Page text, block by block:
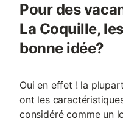
Pour des
La Coquille,
bonne idée?
Oui en effet ! la
ont les
considéré comme un